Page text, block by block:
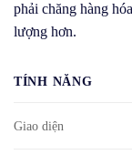
phải chăng hàng
lượng hơn.
TÍNH NĂNG
Giao diện